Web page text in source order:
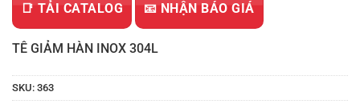
📑 TẢI CATALOG 📧 NHẬN BÁO GIÁ
TÊ GIẢM HÀN INOX 304L
SKU: 363